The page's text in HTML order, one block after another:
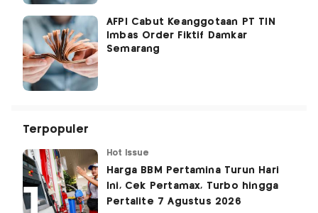
AFPI Cabut Keanggotaan PT TIN
Imbas Order Fiktif Damkar
Semarang
Terpopuler
Hot Issue
Harga BBM Pertamina Turun Hari
Ini, Cek Pertamax, Turbo hingga
Pertalite 7 Agustus 2026